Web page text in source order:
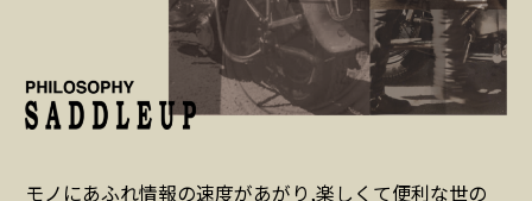
モノにあふれ情報の速度があがり,楽しくて便利な世の